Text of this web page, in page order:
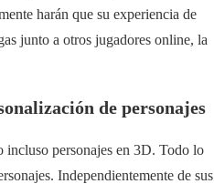
harán que su experiencia de
junto a otros jugadores online, la
de personajes
incluso personajes en 3D. Todo lo
Independientemente de sus